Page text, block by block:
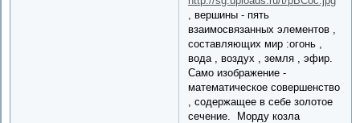
, вершины - пять
взаимосвязанных элементов ,
составляющих мир :огонь ,
вода , воздух , земля , эфир.
Само изображение -
математическое совершенство
, содержащее в себе золотое
сечение. Морду козла